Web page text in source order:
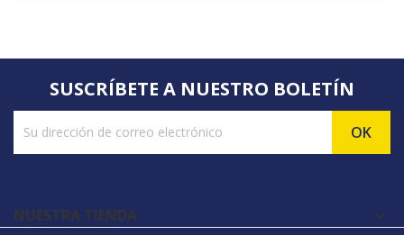
SUSCRÍBETE A NUESTRO BOLETÍN
NUESTRA TIENDA 